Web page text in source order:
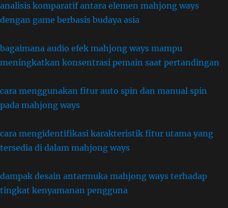
analisis komparatif antara elemen mahjong ways
dengan game berbasis budaya asia
bagaimana audio efek mahjong ways mampu
meningkatkan konsentrasi pemain saat pertandingan
cara menggunakan fitur auto spin dan manual spin
pada mahjong ways
cara mengidentifikasi karakteristik fitur utama yang
tersedia di dalam mahjong ways
dampak desain antarmuka mahjong ways terhadap
tingkat kenyamanan pengguna